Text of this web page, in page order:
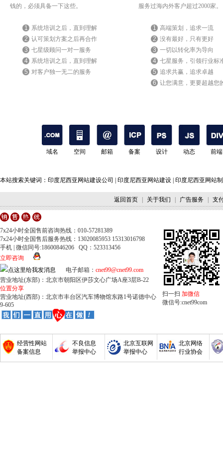
钱的，必须具备一下这些。
1
系统培训之后，直到理解
2 认可策划方案之后再合作
3 七星级顾问一对一服务
4
系统培训之后，直到理解
5 对客户独一无二的服务
服务过海内外客户超过2000家。
1 高端策划，追求一流
2 没有最好，只有更好
3 一切以转化率为导向
4 七星服务，引领行业标
5 追求共赢，追求卓越
6 让您满意，更要超越您
域名 空间 邮箱 备案 设计 动态 前端
本站搜索关键词： 印度尼西亚网站建设公司 印度尼西亚网站建设 印度尼西亚网站
返回首页 关于我们 广告服务 支
7x24小时全国售前咨询热线：010-57281389
7x24小时全国售后服务热线：13020085953 15313016798
手机 | 微信同号:18600846206 QQ：523313456
立即咨询
电子邮箱： cnet99@cnet99.com
营业地址(东部)：北京市朝阳区伊莎文心广场A座3层B-22
位置分享
营业地址(西部)：北京市丰台区汽车博物馆东路1号诺德中心
9-605
扫一扫 加微信
微信号:cnet99com
经营性网站
备案信息
不良信息
举报中心
北京互联网
举报中心
北京网络
行业协会